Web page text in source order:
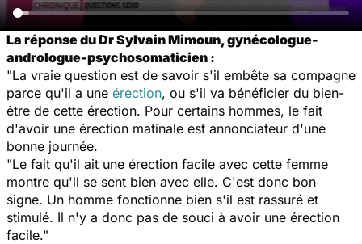
La réponse du Dr Sylvain Mimoun, gynécologue-
andrologue-psychosomaticien :
"La vraie question est de savoir s'il embête sa compagne
parce qu'il a une érection, ou s'il va bénéficier du bien-
être de cette érection. Pour certains hommes, le fait
d'avoir une érection matinale est annonciateur d'une
bonne journée.
"Le fait qu'il ait une érection facile avec cette femme
montre qu'il se sent bien avec elle. C'est donc bon
signe. Un homme fonctionne bien s'il est rassuré et
stimulé. Il n'y a donc pas de souci à avoir une érection
facile."